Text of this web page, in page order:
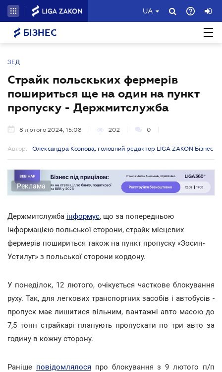
UA
БІЗНЕС
ЗЕД
Страйк польскьких фермерів
пошириться ще на один на пункт
пропуску - Держмитслужба
8 лютого 2024, 15:08 202 0
Автор: Олександра Кознова, головний редактор LIGA ZAKON Бізнес
Реклама
Держмитслужба інформує, що за попередньою
інформацією польської сторони, страйк місцевих
фермерів пошириться також на пункт пропуску «Зосин-
Устилуг» з польської сторони кордону.
У понеділок, 12 лютого, очікується часткове блокування
руху. Так, для легкових транспортних засобів і автобусів -
пропуск має лишитися вільним, вантажні авто масою до
7,5 тонн страйкарі планують пропускати по три авто за
годину в кожну сторону.
Раніше повідомлялося про блокування з 9 лютого п/п